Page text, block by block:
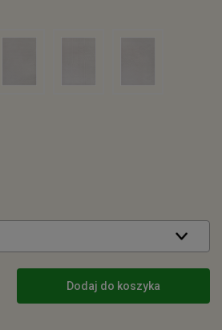
Dodaj do koszyka